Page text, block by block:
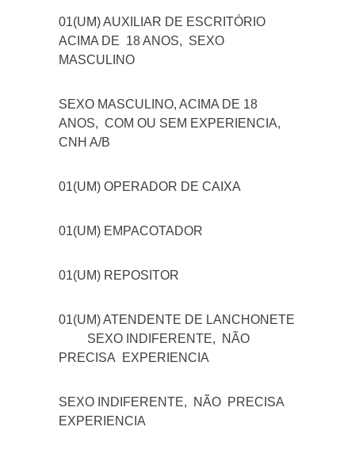
01(UM) AUXILIAR DE ESCRITÓRIO
ACIMA DE 18 ANOS, SEXO
MASCULINO
SEXO MASCULINO, ACIMA DE 18
ANOS, COM OU SEM EXPERIENCIA,
CNH A/B
01(UM) OPERADOR DE CAIXA
01(UM) EMPACOTADOR
01(UM) REPOSITOR
01(UM) ATENDENTE DE LANCHONETE
SEXO INDIFERENTE, NÃO
PRECISA EXPERIENCIA
SEXO INDIFERENTE, NÃO PRECISA
EXPERIENCIA